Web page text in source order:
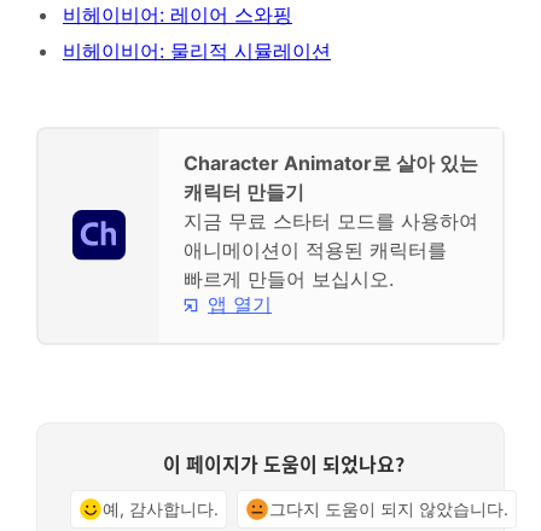
비헤이비어: 레이어 스와핑
비헤이비어: 물리적 시뮬레이션
Character Animator로 살아 있는
캐릭터 만들기
지금 무료 스타터 모드를 사용하여
애니메이션이 적용된 캐릭터를
빠르게 만들어 보십시오.
앱 열기
이 페이지가 도움이 되었나요?
예, 감사합니다. 그다지 도움이 되지 않았습니다.